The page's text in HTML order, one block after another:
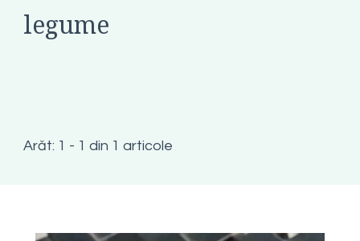
legume
Arăt: 1 - 1 din 1 articole